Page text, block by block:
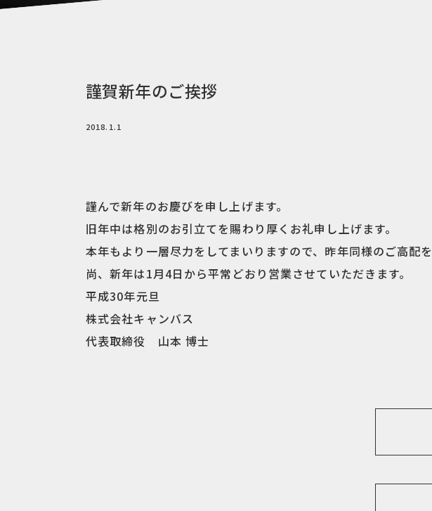
謹賀新年のご挨拶
2018.1.1
謹んで新年のお慶びを申し上げます。
旧年中は格別のお引立てを賜わり厚くお礼申し上げます。
本年もより一層尽力をしてまいりますので、昨年同様のご高配
尚、新年は1月4日から平常どおり営業させていただきます。
平成30年元旦
株式会社キャンバス
代表取締役 山本 博士